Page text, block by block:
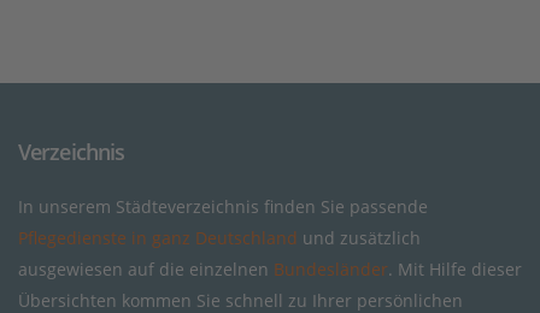
Verzeichnis
In unserem Städteverzeichnis finden Sie passende
Pflegedienste in ganz Deutschland und zusätzlich
ausgewiesen auf die einzelnen Bundesländer. Mit Hilfe dieser
Übersichten kommen Sie schnell zu Ihrer persönlichen